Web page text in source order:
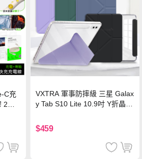
C充
2M
VXTRA 軍事防摔級 三星 Galax
y Tab S10 Lite 10.9吋 Y折晶透
$459